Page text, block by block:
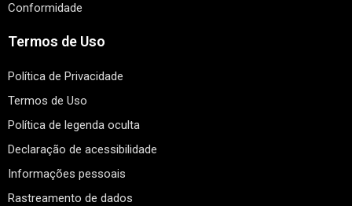
Conformidade
Termos de Uso
Política de Privacidade
Termos de Uso
Política de legenda oculta
Declaração de acessibilidade
Informações pessoais
Rastreamento de dados